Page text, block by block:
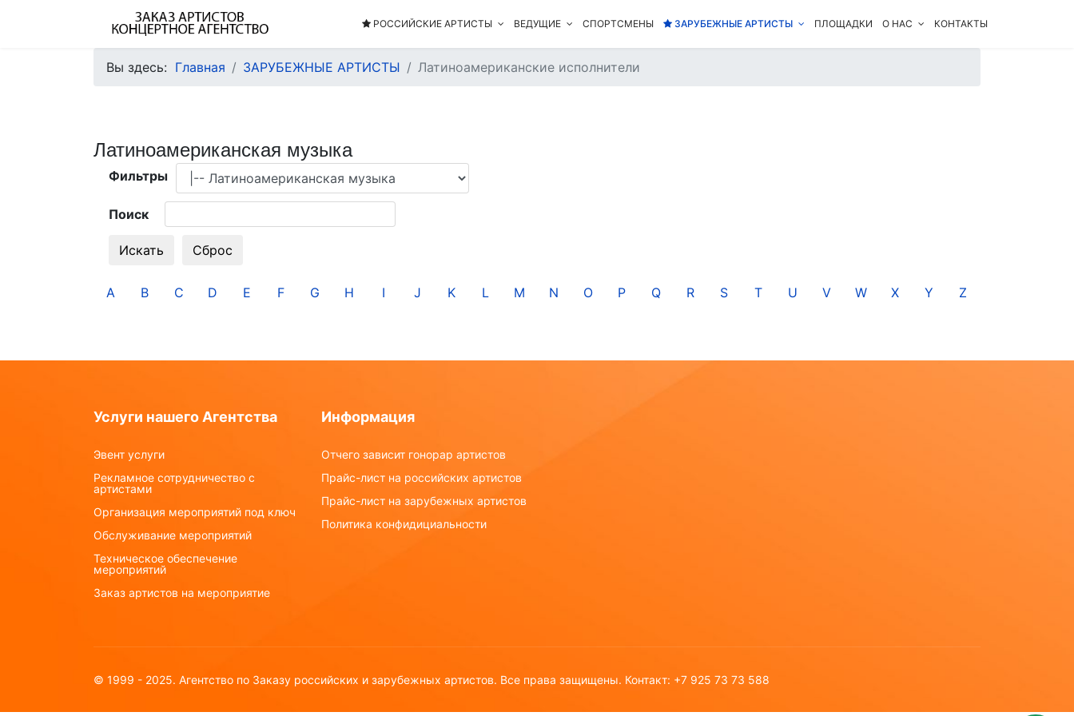
РОССИЙСКИЕ АРТИСТЫ ВЕДУЩИЕ СПОРТСМЕНЫ ЗАРУБЕЖНЫЕ АРТИСТЫ ПЛОЩАДКИ О НАС КОНТАКТЫ
Вы здесь: Главная ЗАРУБЕЖНЫЕ АРТИСТЫ Латиноамериканские исполнители
Латиноамериканская музыка
Фильтры
Поиск
A B C D E F G H I J K L M N O P Q R S T U V W X Y Z
Услуги нашего Агентства
Эвент услуги
Рекламное сотрудничество с
артистами
Организация мероприятий под ключ
Обслуживание мероприятий
Техническое обеспечение
мероприятий
Заказ артистов на мероприятие
Информация
Отчего зависит гонорар артистов
Прайс-лист на российских артистов
Прайс-лист на зарубежных артистов
Политика конфидициальности
© 1999 - 2025. Агентство по Заказу российских и зарубежных артистов. Все права защищены. Контакт: +7 925 73 73 588